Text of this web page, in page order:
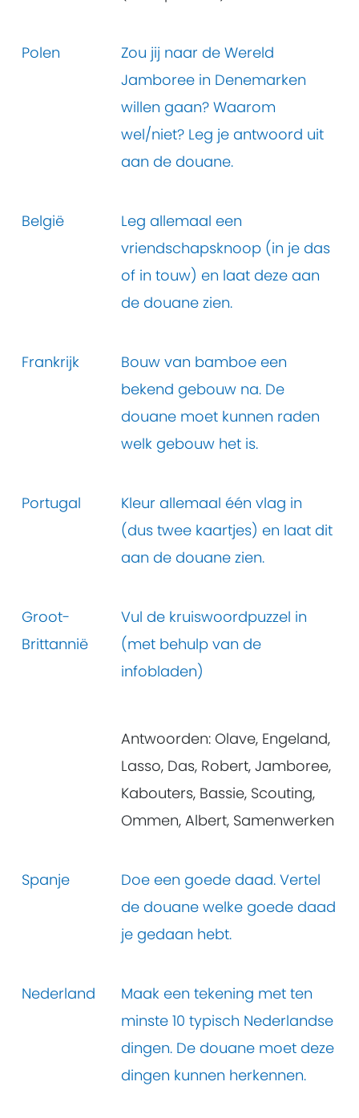
Polen
Zou jij naar de Wereld
Jamboree in Denemarken
willen gaan? Waarom
wel/niet? Leg je antwoord uit
aan de douane.
België
Leg allemaal een
vriendschapsknoop (in je das
of in touw) en laat deze aan
de douane zien.
Frankrijk
Bouw van bamboe een
bekend gebouw na. De
douane moet kunnen raden
welk gebouw het is.
Portugal
Kleur allemaal één vlag in
(dus twee kaartjes) en laat dit
aan de douane zien.
Groot-
Brittannië
Vul de kruiswoordpuzzel in
(met behulp van de
infobladen)
Antwoorden: Olave, Engeland,
Lasso, Das, Robert, Jamboree,
Kabouters, Bassie, Scouting,
Ommen, Albert, Samenwerken
Spanje
Doe een goede daad. Vertel
de douane welke goede daad
je gedaan hebt.
Nederland
Maak een tekening met ten
minste 10 typisch Nederlandse
dingen. De douane moet deze
dingen kunnen herkennen.